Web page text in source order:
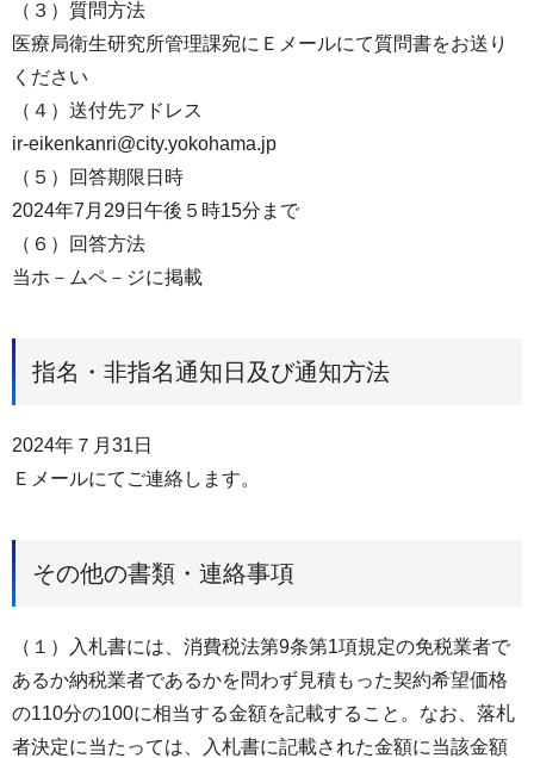
（３）質問⽅法
医療局衛⽣研究所管理課宛にＥメールにて質問書をお送り
ください
（４）送付先アドレス
ir-eikenkanri@city.yokohama.jp
（５）回答期限⽇時
2024年7⽉29⽇午後５時15分まで
（６）回答⽅法
当ホ－ムペ－ジに掲載
指名・非指名通知日及び通知方法
2024年７⽉31⽇
Ｅメールにてご連絡します。
その他の書類・連絡事項
（１）⼊札書には、消費税法第9条第1項規定の免税業者で
あるか納税業者であるかを問わず⾒積もった契約希望価格
の110分の100に相当する⾦額を記載すること。なお、落札
者決定に当たっては、⼊札書に記載された⾦額に当該⾦額